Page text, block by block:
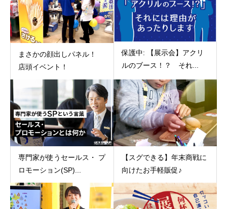
まさかの顔出しパネル！
店頭イベント！
保護中: 【展示会】アクリ
ルのブース！？ それ...
専門家が使うセールス・ プ
ロモーション(SP)...
【スグできる】年末商戦に
向けたお手軽販促♪